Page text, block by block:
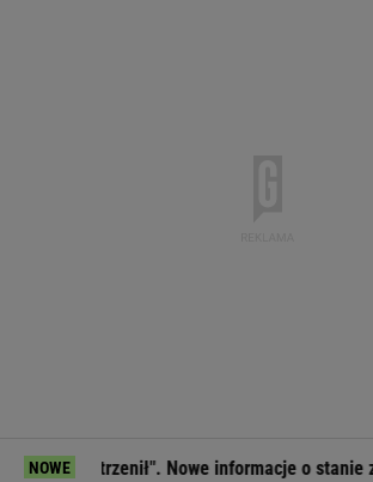
NOWE Nowe informacje o stanie zdrowia